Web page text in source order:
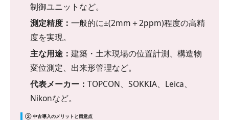
制御ユニットなど。
測定精度： 一般的に±(2mm＋2ppm)程度の高精
度を実現。
主な用途： 建築・土木現場の位置計測、構造物
変位測定、出来形管理など。
代表メーカー： TOPCON、SOKKIA、Leica、
Nikonなど。
② 中古導入のメリットと留意点